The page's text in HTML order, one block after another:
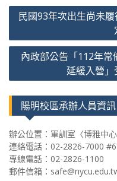
文
章
導
民國93年次出生尚未
內政部公告「112年
延緩入營」
陽明校區承辦人員資訊
辦公位置：軍訓室〈博雅中心
連絡電話：02-2826-7000
專線電話：02-2826-1100
郵件信箱：